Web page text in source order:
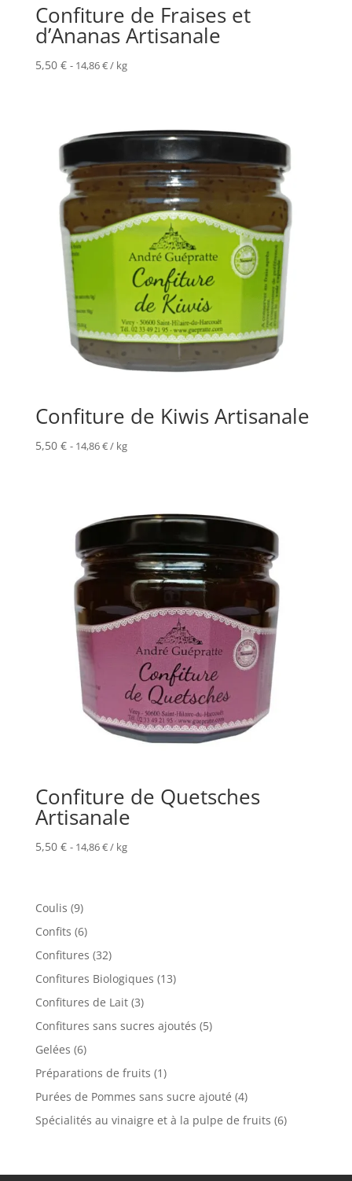
Confiture de Fraises et
d’Ananas Artisanale
5,50 € - 14,86€/ kg
Confiture de Kiwis Artisanale
5,50 € - 14,86€/ kg
Confiture de Quetsches
Artisanale
5,50 € - 14,86€/ kg
Coulis 99
produits
Confits 66
produits
Confitures 3232
produits
Confitures Biologiques 1313
Confitures de Lait 33
produits
Confitures sans sucres ajoutés 55
Gelées 66
produits
Préparations de fruits 11
Purées de Pommes sans sucre ajouté 44
produits
Spécialités au vinaigre et à la pulpe de fruits 66